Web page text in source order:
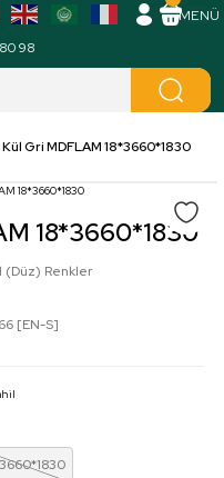
98
Gri MDFLAM 18*3660*1830
18*3660*1830
(Düz) Renkler
[EN-S]